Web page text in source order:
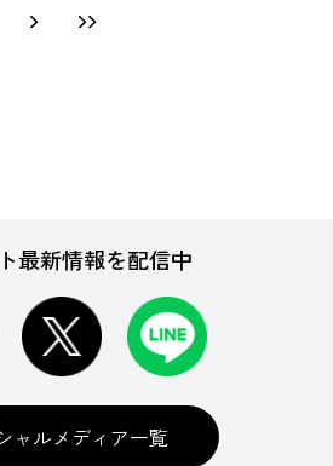
最新情報を配信中
ャルメディア一覧